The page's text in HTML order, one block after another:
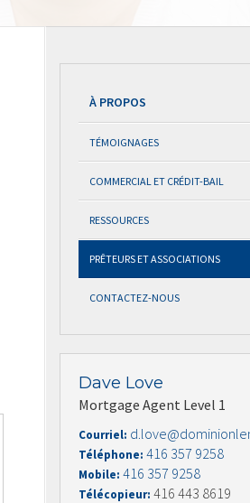
À PROPOS
TÉMOIGNAGES
COMMERCIAL ET CRÉDIT-BAIL
RESSOURCES
PRÊTEURS ET ASSOCIATIONS
CONTACTEZ-NOUS
Dave Love
Mortgage Agent Level 1
Courriel:
Téléphone: 416 357 9258
Mobile: 416 357 9258
Télécopieur: 416 443 8619